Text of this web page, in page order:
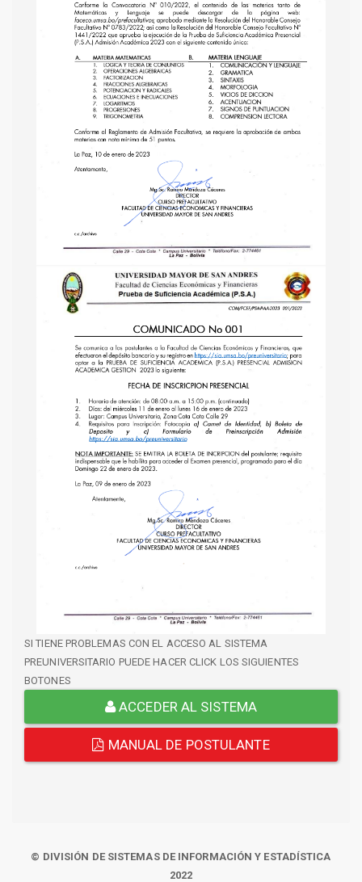
SI TIENE PROBLEMAS CON EL ACCESO AL SISTEMA
PREUNIVERSITARIO PUEDE HACER CLICK LOS SIGUIENTES
BOTONES
ACCEDER AL SISTEMA
MANUAL DE POSTULANTE
© DIVISIÓN DE SISTEMAS DE INFORMACIÓN Y ESTADÍSTICA
2022